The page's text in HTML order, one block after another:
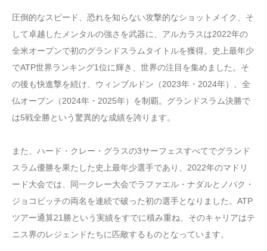
圧倒的なスピード、恐れを知らない攻撃的なショットメイク、そ
して卓越したメンタルの強さを武器に、アルカラスは2022年の
全米オープンで初のグランドスラムタイトルを獲得。史上最年少
でATP世界ランキング1位に輝き、世界の注目を集めました。そ
の後も快進撃を続け、ウィンブルドン（2023年・2024年）、全
仏オープン（2024年・2025年）を制覇。グランドスラム決勝で
は5戦全勝という驚異的な成績を誇ります。
また、ハード・クレー・グラスの3サーフェスすべてでグランド
スラム優勝を果たした史上最年少選手であり、2022年のマドリ
ード大会では、同一クレー大会でラファエル・ナダルとノバク・
ジョコビッチの両名を連続で破った初の選手となりました。ATP
ツアー通算21勝という実績をすでに積み重ね、そのキャリアはテ
ニス界のレジェンドたちに匹敵するものとなっています。